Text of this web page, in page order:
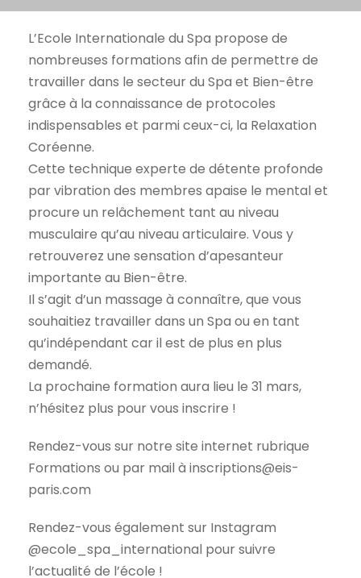
L’Ecole Internationale du Spa propose de
nombreuses formations afin de permettre de
travailler dans le secteur du Spa et Bien-être
grâce à la connaissance de protocoles
indispensables et parmi ceux-ci, la Relaxation
Coréenne.
Cette technique experte de détente profonde
par vibration des membres apaise le mental et
procure un relâchement tant au niveau
musculaire qu’au niveau articulaire. Vous y
retrouverez une sensation d’apesanteur
importante au Bien-être.
Il s’agit d’un massage à connaître, que vous
souhaitiez travailler dans un Spa ou en tant
qu’indépendant car il est de plus en plus
demandé.
La prochaine formation aura lieu le 31 mars,
n’hésitez plus pour vous inscrire !
Rendez-vous sur notre site internet rubrique
Formations ou par mail à inscriptions@eis-
paris.com
Rendez-vous également sur Instagram
@ecole_spa_international pour suivre
l’actualité de l’école !